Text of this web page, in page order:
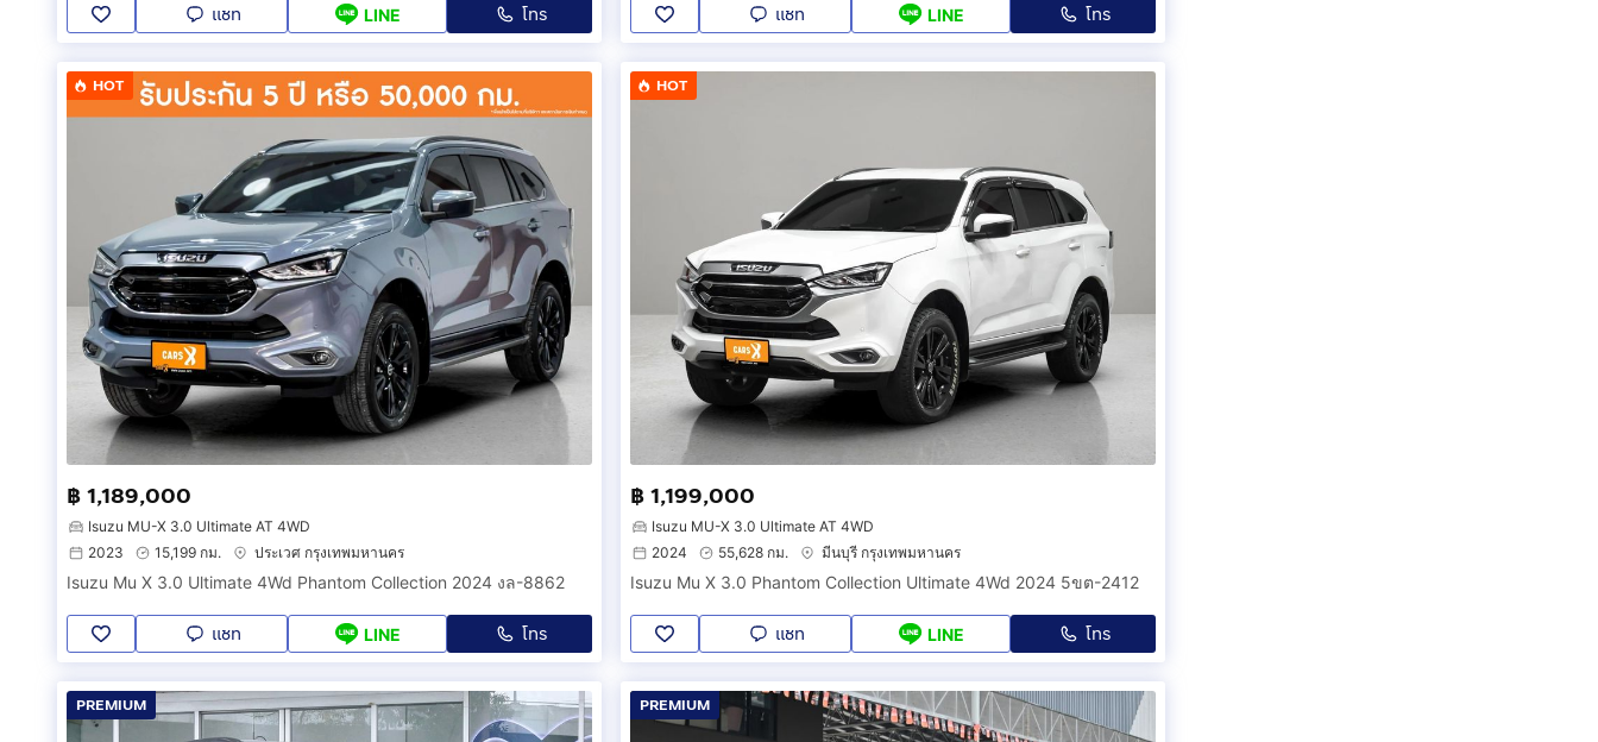
แชท LINE โทร แชท LINE โทร
HOT
฿ 1,189,000
Isuzu MU-X 3.0 Ultimate AT 4WD
2023
15,199 กม. ประเวศ กรุงเทพมหานคร
Isuzu Mu X 3.0 Ultimate 4Wd Phantom Collection 2024 งล-8862
แชท LINE โทร
HOT
฿ 1,199,000
Isuzu MU-X 3.0 Ultimate AT 4WD
2024
55,628 กม. มีนบุรี กรุงเทพมหานคร
Isuzu Mu X 3.0 Phantom Collection Ultimate 4Wd 2024 5ขต-2412
แชท LINE โทร
PREMIUM PREMIUM